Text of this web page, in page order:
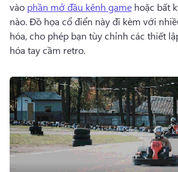
vào phần mở đầu kênh game hoặc bất
nào. Đồ họa cổ điển này đi kèm với
hóa, cho phép bạn tùy chỉnh các thiết
hóa tay cầm retro.